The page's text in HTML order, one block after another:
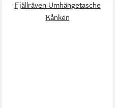
Fjällräven Umhängetasche
Kånken